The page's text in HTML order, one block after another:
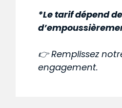
*Le tarif dépend
👉 Remplissez
engagement.